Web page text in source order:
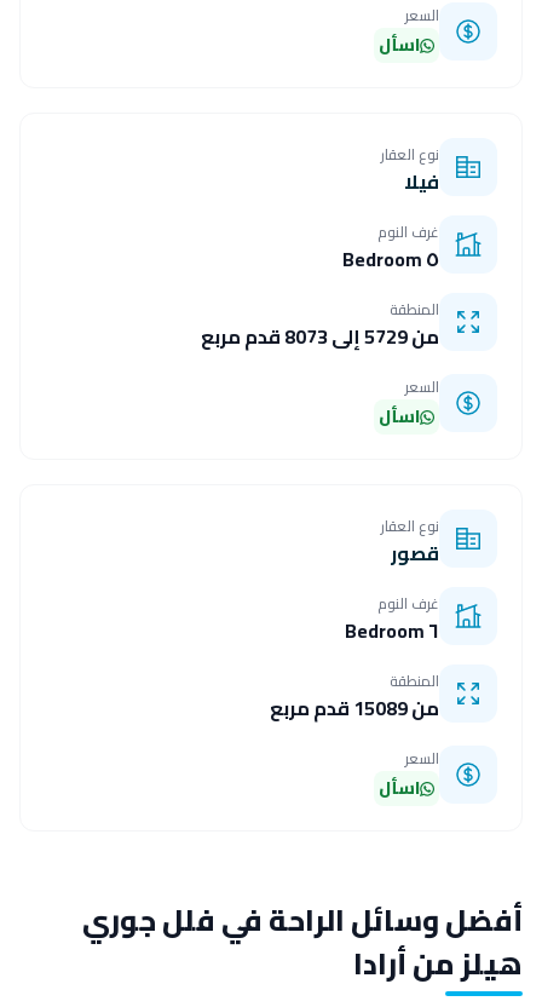
السعر
اسأل
نوع العقار
فيلا
غرف النوم
٥ Bedroom
المنطقة
من 5729 إلى 8073 قدم مربع
السعر
اسأل
نوع العقار
قصور
غرف النوم
٦ Bedroom
المنطقة
من 15089 قدم مربع
السعر
اسأل
أفضل وسائل الراحة في فلل جوري
هيلز من أرادا